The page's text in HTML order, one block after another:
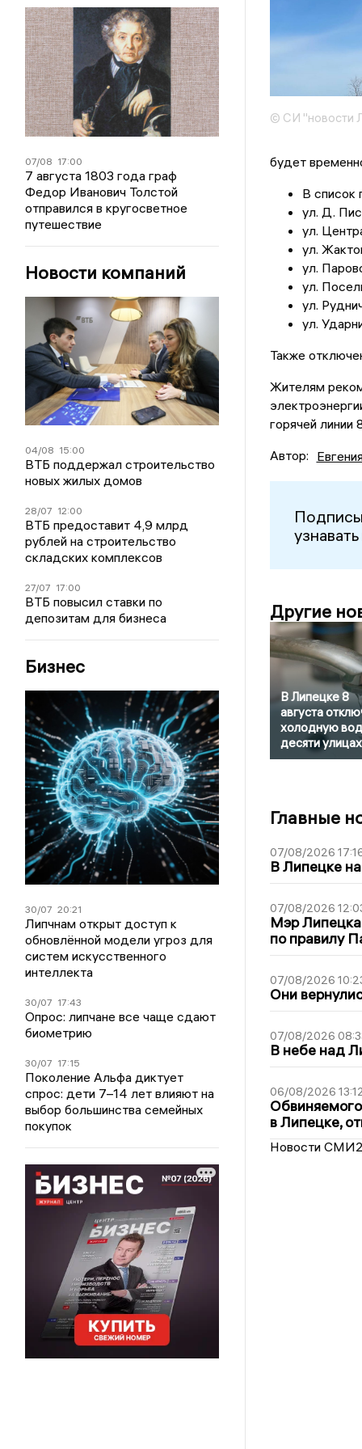
07/08 17:00
7 августа 1803 года граф
Федор Иванович Толстой
отправился в кругосветное
путешествие
Новости компаний
04/08 15:00
ВТБ поддержал строительство
новых жилых домов
28/07 12:00
ВТБ предоставит 4,9 млрд
рублей на строительство
складских комплексов
27/07 17:00
ВТБ повысил ставки по
депозитам для бизнеса
Бизнес
30/07 20:21
Липчнам открыт доступ к
обновлённой модели угроз для
систем искусственного
интеллекта
30/07 17:43
Опрос: липчане все чаще сдают
биометрию
30/07 17:15
Поколение Альфа диктует
спрос: дети 7–14 лет влияют на
выбор большинства семейных
покупок
© СИ "новости
будет
В список
ул. Д.
ул.
ул.
ул.
ул.
ул.
ул.
Также
Жителям
горячей
Автор:
Другие
В Липецке 8
августа
холодную
десяти улицах
Главные
07/08/2026
В Липецке
07/08/2026
Мэр
по правилу
07/08/2026
Они
07/08/2026
В небе над
06/08/2026
в Липецке,
Новости СМИ2